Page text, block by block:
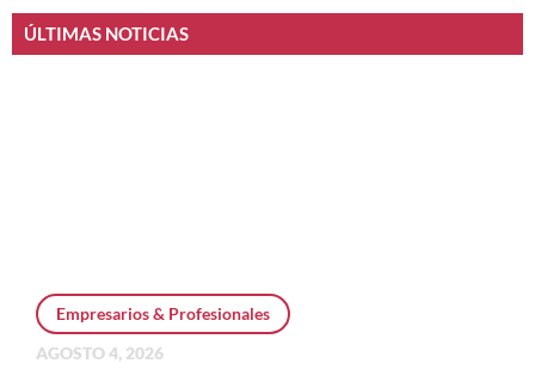
ÚLTIMAS NOTICIAS
Empresarios & Profesionales
AGOSTO 4, 2026